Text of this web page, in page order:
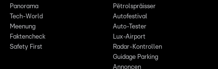
Panorama
Tech-World
Meenung
Faktencheck
Safety First
Pëtrolspräisser
Autofestival
Auto-Tester
Lux-Airport
Radar-Kontrollen
Guidage Parking
Annoncen